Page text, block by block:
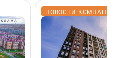
НОВОСТИ